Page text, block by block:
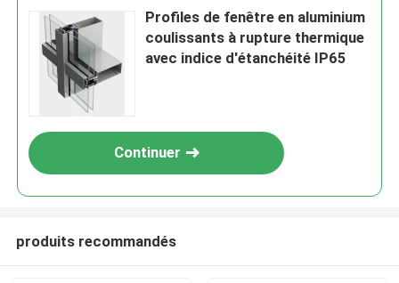
Profiles de fenêtre en aluminium
coulissants à rupture thermique
avec indice d'étanchéité IP65
Continuer
produits recommandés